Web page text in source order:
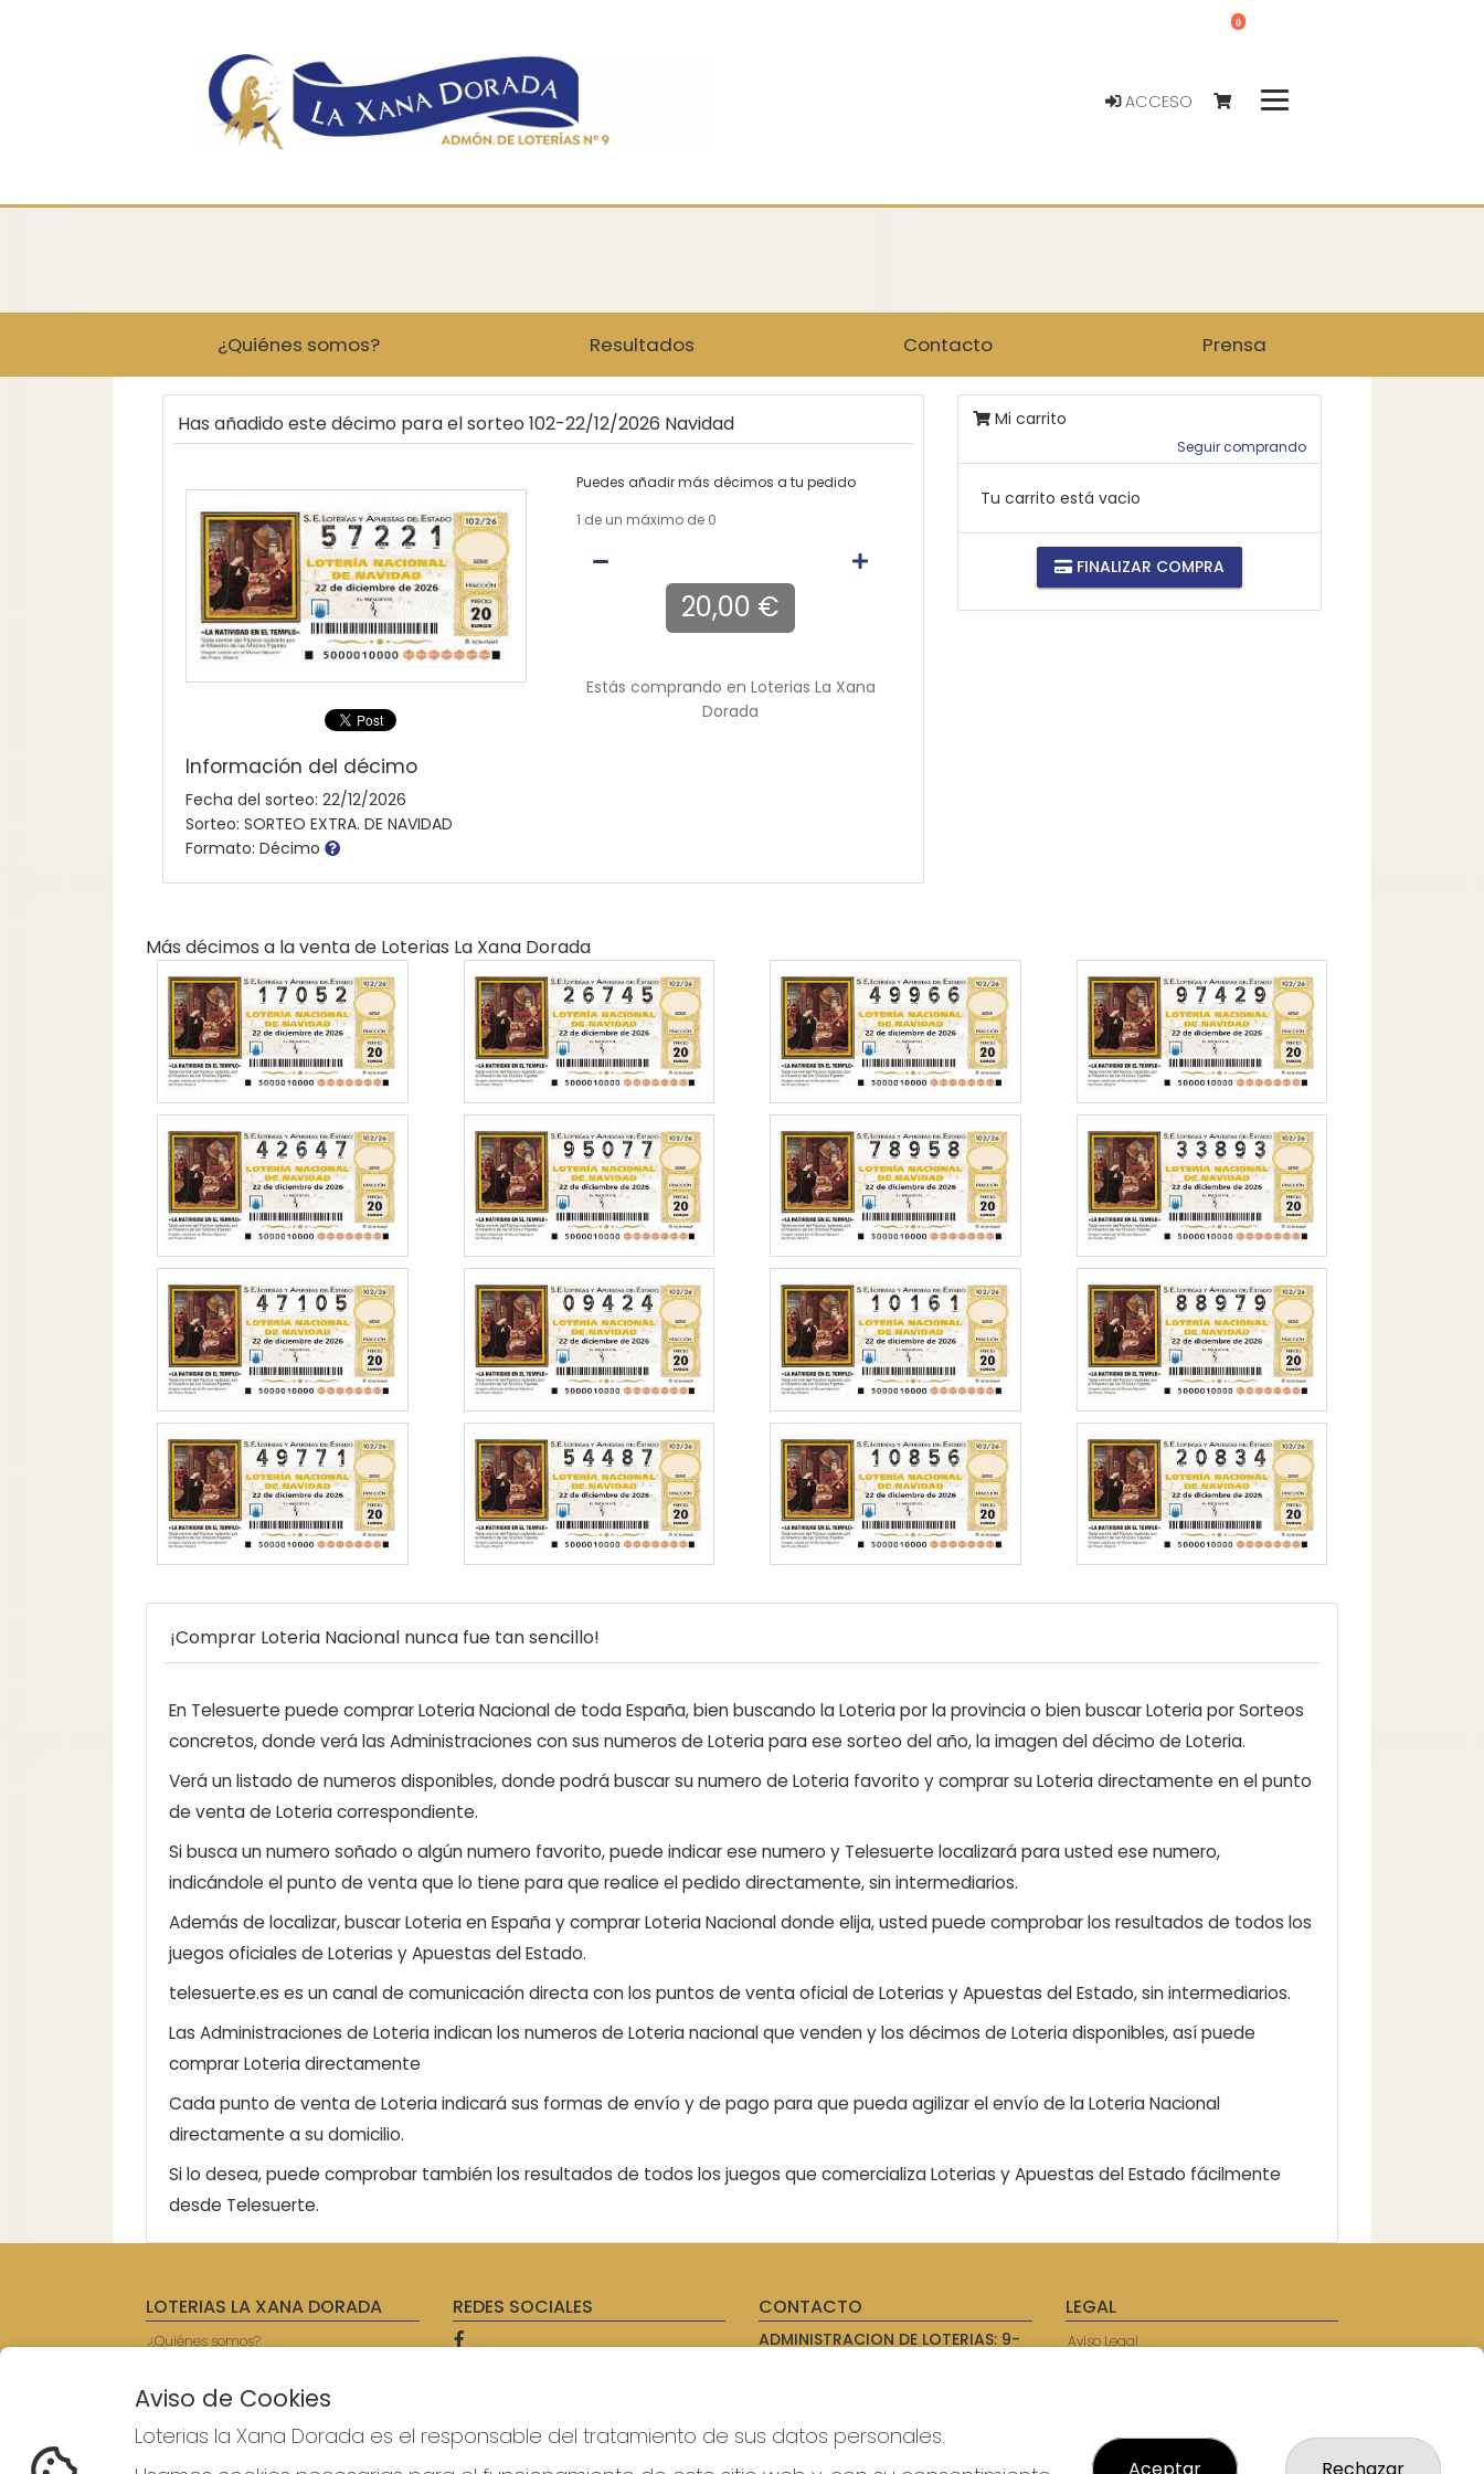
ACCESO
0
¿Quiénes somos? Resultados Contacto Prensa
Has añadido este décimo para el sorteo 102-22/12/2026 Navidad
Información del décimo
Fecha del sorteo: 22/12/2026
Sorteo: SORTEO EXTRA. DE NAVIDAD
Formato: Décimo
Puedes añadir más décimos a tu pedido
1 de un máximo de 0
20,00 €
Estás comprando en Loterias La Xana
Dorada
Mi carrito
Seguir comprando
Tu carrito está vacio
FINALIZAR COMPRA
Más décimos a la venta de Loterias La Xana Dorada
¡Comprar Loteria Nacional nunca fue tan sencillo!
En Telesuerte puede comprar Loteria Nacional de toda España, bien buscando la Loteria por la provincia o bien buscar Loteria por Sorteos
concretos, donde verá las Administraciones con sus numeros de Loteria para ese sorteo del año, la imagen del décimo de Loteria.
Verá un listado de numeros disponibles, donde podrá buscar su numero de Loteria favorito y comprar su Loteria directamente en el punto
de venta de Loteria correspondiente.
Si busca un numero soñado o algún numero favorito, puede indicar ese numero y Telesuerte localizará para usted ese numero,
indicándole el punto de venta que lo tiene para que realice el pedido directamente, sin intermediarios.
Además de localizar, buscar Loteria en España y comprar Loteria Nacional donde elija, usted puede comprobar los resultados de todos los
juegos oficiales de Loterias y Apuestas del Estado.
telesuerte.es es un canal de comunicación directa con los puntos de venta oficial de Loterias y Apuestas del Estado, sin intermediarios.
Las Administraciones de Loteria indican los numeros de Loteria nacional que venden y los décimos de Loteria disponibles, así puede
comprar Loteria directamente
Cada punto de venta de Loteria indicará sus formas de envío y de pago para que pueda agilizar el envío de la Loteria Nacional
directamente a su domicilio.
Si lo desea, puede comprobar también los resultados de todos los juegos que comercializa Loterias y Apuestas del Estado fácilmente
desde Telesuerte.
LOTERIAS LA XANA DORADA
¿Quiénes somos?
Contacto
Empresas
Prensa
REDES SOCIALES CONTACTO
ADMINISTRACION DE LOTERIAS: 9-
WhatsApp
614069067
info@laxanadorada.com
LEGAL
Aviso Legal
Tienda de Lotería Nacional
Juego responsable. Solo mayores de
Aviso de Cookies
Loterias la Xana Dorada es el responsable del tratamiento de sus datos personales.